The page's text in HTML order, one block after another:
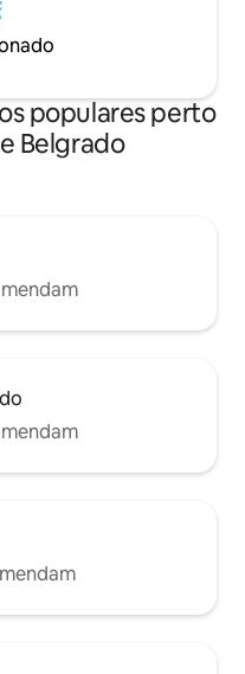
populares perto
Belgrado